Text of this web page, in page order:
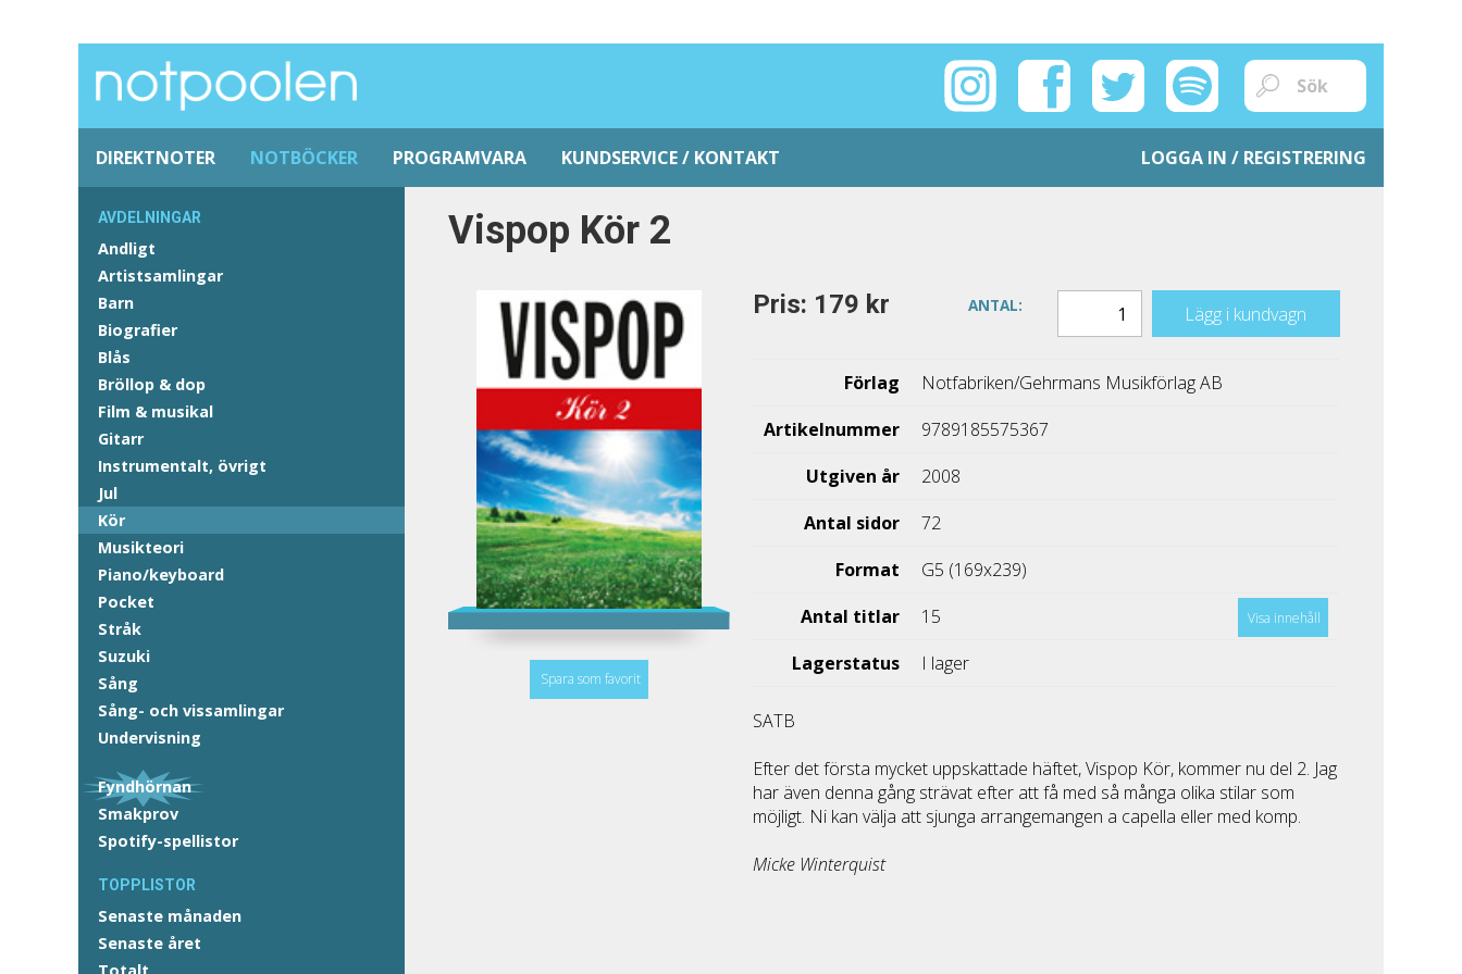
DIREKTNOTER NOTBÖCKER PROGRAMVARA KUNDSERVICE / KONTAKT LOGGA IN / REGISTRERING
AVDELNINGAR
Andligt
Artistsamlingar
Barn
Biografier
Blås
Bröllop & dop
Film & musikal
Gitarr
Instrumentalt, övrigt
Jul
Kör
Musikteori
Piano/keyboard
Pocket
Stråk
Suzuki
Sång
Sång- och vissamlingar
Undervisning
Fyndhörnan
Smakprov
Spotify-spellistor
TOPPLISTOR
Senaste månaden
Senaste året
Vispop Kör 2
Spara som favorit
Pris: 179 kr ANTAL: Lägg i kundvagn
Förlag
Notfabriken/Gehrmans Musikförlag AB
Artikelnummer
9789185575367
Utgiven år
2008
Antal sidor
72
Format
G5 (169x239)
Antal titlar
15 Visa innehåll
Lagerstatus I lager
SATB
Efter det första mycket uppskattade häftet, Vispop Kör, kommer nu del 2. Jag
har även denna gång strävat efter att få med så många olika stilar som
möjligt. Ni kan välja att sjunga arrangemangen a capella eller med komp.
Micke Winterquist